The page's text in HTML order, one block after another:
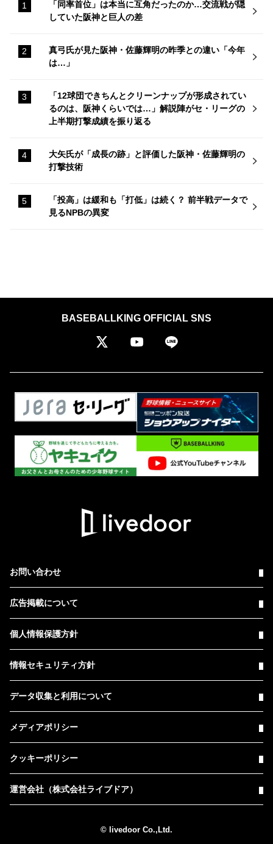
「同率首位」は本当に互角だったのか…交流戦が隠
していた阪神と巨人の差
真弓氏が見た阪神・佐藤輝明の昨季との違い「今年
は…」
「12球団できちんとクリーンナップが形成されてい
るのは、阪神くらいでは…」解説陣がセ・リーグの
上半期打撃成績を振り返る
大矢氏が「成長の跡」と評価した阪神・佐藤輝明の
打撃技術
「投高」は緩和も「打低」は続く？ 前半戦データで
見るNPBの異変
BASEBALLKING OFFICIAL SNS
お問い合わせ
広告掲載について
個人情報保護方針
情報セキュリティ方針
データ収集と利用について
メディアポリシー
クッキーポリシー
運営会社（株式会社ライブドア）
© livedoor Co.,Ltd.